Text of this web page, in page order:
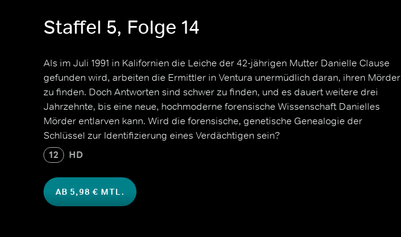
Staffel 5, Folge 14
Als im Juli 1991 in Kalifornien die Leiche der 42-jährigen Mutter Danielle Clause
gefunden wird, arbeiten die Ermittler in Ventura unermüdlich daran, ihren Mörder
zu finden. Doch Antworten sind schwer zu finden, und es dauert weitere drei
Jahrzehnte, bis eine neue, hochmoderne forensische Wissenschaft Danielles
Mörder entlarven kann. Wird die forensische, genetische Genealogie der
Schlüssel zur Identifizierung eines Verdächtigen sein?
12 HD
AB 5,98 € MTL.